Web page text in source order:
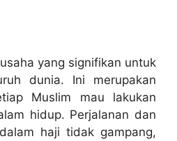
yang signifikan untuk
dunia. Ini merupakan
Muslim mau lakukan
hidup. Perjalanan dan
haji tidak gampang,